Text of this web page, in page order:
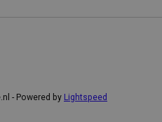
- Powered by Lightspeed